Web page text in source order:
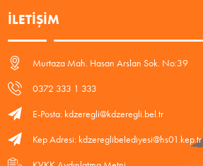
İLETIŞIM
Murtaza Mah. Hasan Arslan Sok. No:39
0372 333 1 333
E-Posta: kdzeregli@kdzeregli.bel.tr
Kep Adresi: kdzereglibelediyesi@hs01.kep.tr